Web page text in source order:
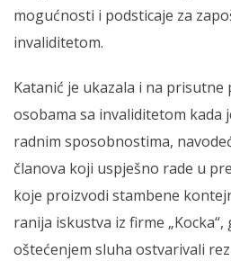
mogućnosti i podsticaje za
invaliditetom.
Katanić je ukazala i na prisutne
osobama sa invaliditetom kada
radnim sposobnostima,
članova koji uspješno rade u
koje proizvodi stambene
ranija iskustva iz firme „Kocka“,
oštećenjem sluha ostvarivali